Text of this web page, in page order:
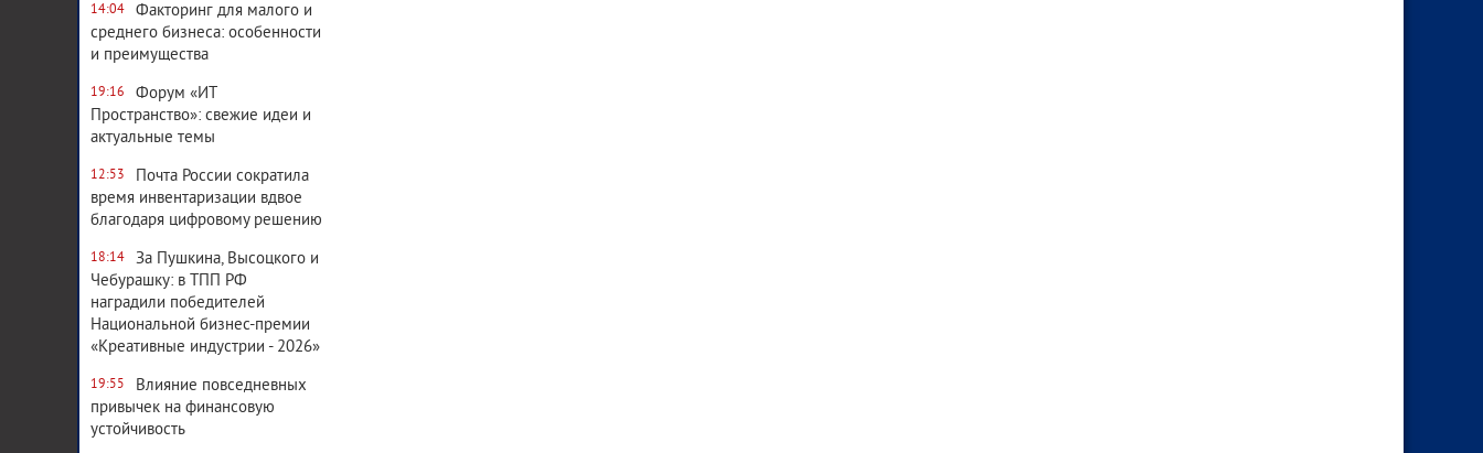
14:04
Факторинг для малого и
среднего бизнеса: особенности
и преимущества
19:16
Форум «ИТ
Пространство»: свежие идеи и
актуальные темы
12:53
Почта России сократила
время инвентаризации вдвое
благодаря цифровому решению
18:14
За Пушкина, Высоцкого и
Чебурашку: в ТПП РФ
наградили победителей
Национальной бизнес-премии
«Креативные индустрии - 2026»
19:55
Влияние повседневных
привычек на финансовую
устойчивость